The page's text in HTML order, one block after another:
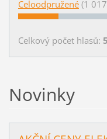
Celoodpružené (1
Celkový počet hlasů:
Novinky